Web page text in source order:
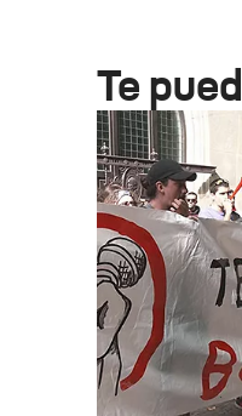
Te